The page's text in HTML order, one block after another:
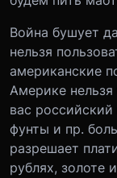
Война бушует
нельзя
американские
Америке нельзя
вас
фунты и пр.
разрешает
рублях, золоте